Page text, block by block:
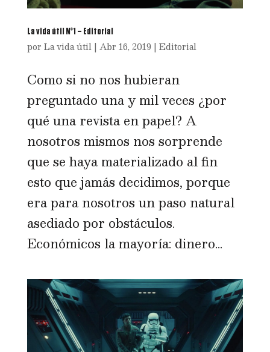
La vida útil Nº1 – Editorial
por La vida útil| Abr 16, 2019 | Editorial
Como si no nos hubieran
preguntado una y mil veces ¿por
qué una revista en papel? A
nosotros mismos nos sorprende
que se haya materializado al fin
esto que jamás decidimos, porque
era para nosotros un paso natural
asediado por obstáculos.
Económicos la mayoría: dinero...